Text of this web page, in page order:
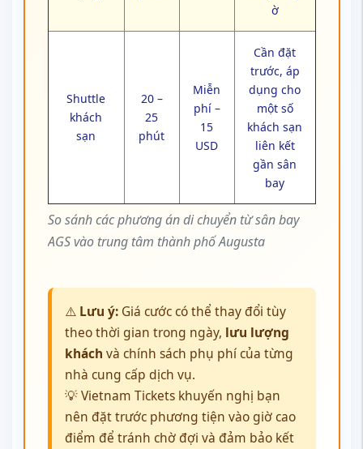
So sánh các phương án di chuyển từ sân bay
AGS vào trung tâm thành phố Augusta
ờ
Shuttle
khách
sạn
20 –
25
phút
Miễn
phí –
15
USD
Cần đặt
trước, áp
dụng cho
một số
khách sạn
liên kết
gần sân
bay
⚠️ Lưu ý:Giá cước có thể thay đổi tùy
theo thời gian trong ngày, lưu lượng
khách và chính sách phụ phí của từng
nhà cung cấp dịch vụ.
💡 Vietnam Tickets khuyến nghị bạn
nên đặt trước phương tiện vào giờ cao
điểm để tránh chờ đợi và đảm bảo kết